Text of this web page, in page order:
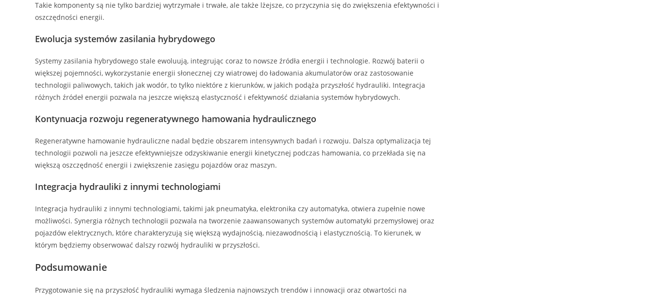
Takie komponenty są nie tylko bardziej wytrzymałe i trwałe, ale także lżejsze, co przyczynia się do zwiększenia efektywności i
oszczędności energii.
Ewolucja systemów zasilania hybrydowego
Systemy zasilania hybrydowego stale ewoluują, integrując coraz to nowsze źródła energii i technologie. Rozwój baterii o
większej pojemności, wykorzystanie energii słonecznej czy wiatrowej do ładowania akumulatorów oraz zastosowanie
technologii paliwowych, takich jak wodór, to tylko niektóre z kierunków, w jakich podąża przyszłość hydrauliki. Integracja
różnych źródeł energii pozwala na jeszcze większą elastyczność i efektywność działania systemów hybrydowych.
Kontynuacja rozwoju regeneratywnego hamowania hydraulicznego
Regeneratywne hamowanie hydrauliczne nadal będzie obszarem intensywnych badań i rozwoju. Dalsza optymalizacja tej
technologii pozwoli na jeszcze efektywniejsze odzyskiwanie energii kinetycznej podczas hamowania, co przekłada się na
większą oszczędność energii i zwiększenie zasięgu pojazdów oraz maszyn.
Integracja hydrauliki z innymi technologiami
Integracja hydrauliki z innymi technologiami, takimi jak pneumatyka, elektronika czy automatyka, otwiera zupełnie nowe
możliwości. Synergia różnych technologii pozwala na tworzenie zaawansowanych systemów automatyki przemysłowej oraz
pojazdów elektrycznych, które charakteryzują się większą wydajnością, niezawodnością i elastycznością. To kierunek, w
którym będziemy obserwować dalszy rozwój hydrauliki w przyszłości.
Podsumowanie
Przygotowanie się na przyszłość hydrauliki wymaga śledzenia najnowszych trendów i innowacji oraz otwartości na